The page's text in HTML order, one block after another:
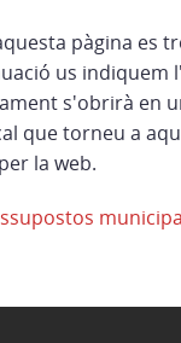
pàgina es
us indiquem
s'obrirà en
que torneu a
la web.